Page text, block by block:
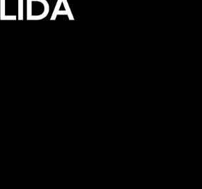
ar do thionscadal, agus cuirimid
fáil.